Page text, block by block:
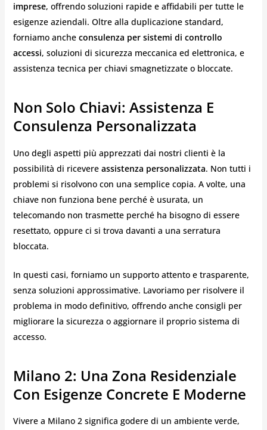
imprese, offrendo soluzioni rapide e affidabili per tutte le
esigenze aziendali. Oltre alla duplicazione standard,
forniamo anche consulenza per sistemi di controllo
accessi, soluzioni di sicurezza meccanica ed elettronica, e
assistenza tecnica per chiavi smagnetizzate o bloccate.
Non Solo Chiavi: Assistenza E
Consulenza Personalizzata
Uno degli aspetti più apprezzati dai nostri clienti è la
possibilità di ricevere assistenza personalizzata. Non tutti i
problemi si risolvono con una semplice copia. A volte, una
chiave non funziona bene perché è usurata, un
telecomando non trasmette perché ha bisogno di essere
resettato, oppure ci si trova davanti a una serratura
bloccata.
In questi casi, forniamo un supporto attento e trasparente,
senza soluzioni approssimative. Lavoriamo per risolvere il
problema in modo definitivo, offrendo anche consigli per
migliorare la sicurezza o aggiornare il proprio sistema di
accesso.
Milano 2: Una Zona Residenziale
Con Esigenze Concrete E Moderne
Vivere a Milano 2 significa godere di un ambiente verde,